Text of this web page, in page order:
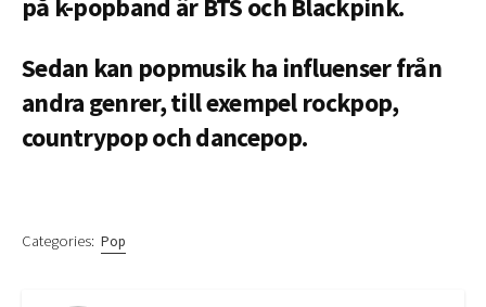
på k-popband är BTS och Blackpink.
Sedan kan popmusik ha influenser från
andra genrer, till exempel rockpop,
countrypop och dancepop.
Categories: Pop